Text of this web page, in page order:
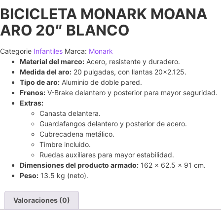
BICICLETA MONARK MOANA
ARO 20″ BLANCO
Categorie Infantiles Marca: Monark
Material del marco: Acero, resistente y duradero.
Medida del aro: 20 pulgadas, con llantas 20×2.125.
Tipo de aro: Aluminio de doble pared.
Frenos: V-Brake delantero y posterior para mayor seguridad.
Extras:
Canasta delantera.
Guardafangos delantero y posterior de acero.
Cubrecadena metálico.
Timbre incluido.
Ruedas auxiliares para mayor estabilidad.
Dimensiones del producto armado: 162 x 62.5 x 91 cm.
Peso: 13.5 kg (neto).
Valoraciones (0)